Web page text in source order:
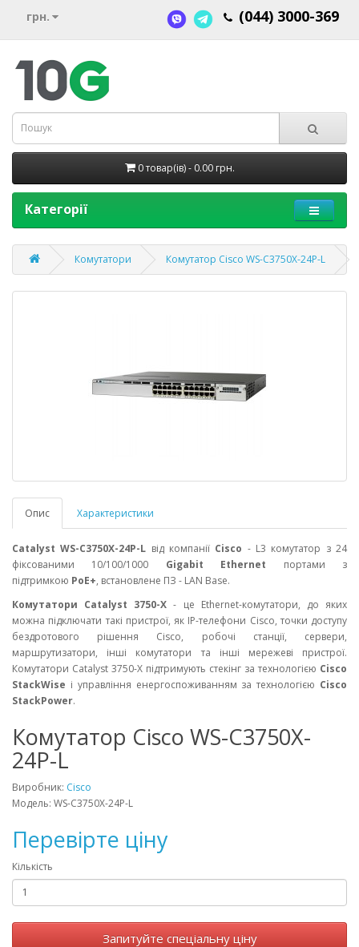
грн. (044) 3000-369
0 товар(ів) - 0.00 грн.
Категорії
Комутатори Комутатор Cisco WS-C3750X-24P-L
Опис Характеристики
CatalystWS-C3750X-24P-L від компанії Cisco - L3 комутатор з 24
фіксованими 10/100/1000 Gigabit Ethernet портами з
підтримкою PoE+, встановлене ПЗ - LAN Base.
Комутатори Catalyst 3750-X - це Ethernet-комутатори, до яких
можна підключати такі пристрої, як IP-телефони Cisco, точки доступу
бездротового рішення Cisco, робочі станції, сервери,
маршрутизатори, інші комутатори та інші мережеві пристрої.
Комутатори Catalyst 3750-X підтримують стекінг за технологією Cisco
StackWise і управління енергоспоживанням за технологією Cisco
StackPower.
Комутатор Cisco WS-C3750X-
24P-L
Виробник: Cisco
Модель: WS-C3750X-24P-L
Перевірте ціну
Кількість
Запитуйте спеціальну ціну